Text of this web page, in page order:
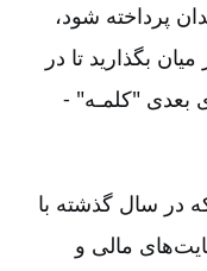
پرداخته شود،
بگذارید تا در
بعدی "کلمـه" -‏‏‏
در سال گذشته با
مالی و